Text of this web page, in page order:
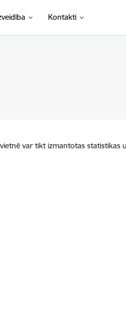
Kontakti
var tikt izmantotas statistikas